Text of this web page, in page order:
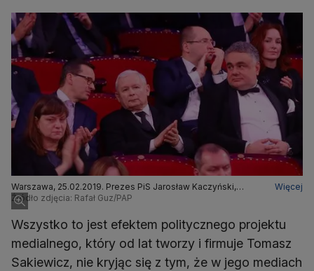
Warszawa, 25.02.2019. Prezes PiS Jarosław Kaczyński,
premier Mateusz Morawiecki i Tomasz Sakiewicz na
podczas gali nagrody Człowiek Roku 2018 przyznawanej
przez "Gazetę Polską"
Więcej
Źródło zdjęcia: Rafał Guz/PAP
Wszystko to jest efektem politycznego projektu
medialnego, który od lat tworzy i firmuje Tomasz
Sakiewicz, nie kryjąc się z tym, że w jego mediach